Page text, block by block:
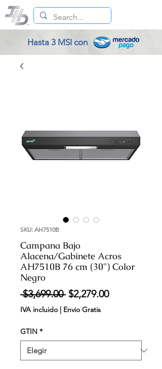
Hasta 3 MSI con
SKU: AH7510B
Campana Bajo
Alacena/Gabinete Acros
AH7510B 76 cm (30") Color
Negro
$3,699.00 Precio
$2,279.00Precio
IVA incluido Envio Gratis
GTIN *